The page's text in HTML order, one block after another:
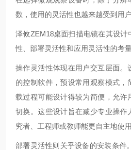
数，使用的灵活性也越来越受到用户
泽攸ZEM18桌面扫描电镜在其设计
性、部署灵活性和应用灵活性的考量
操作灵活性体现在用户交互层面。
的控制软件，预设常用观察模式，
载过程可能设计得较为简便，允许
切换。这些设计旨在减少专业操作
究者、工程师或教师能更自主地使
部署灵活性则关乎设备的安装条件